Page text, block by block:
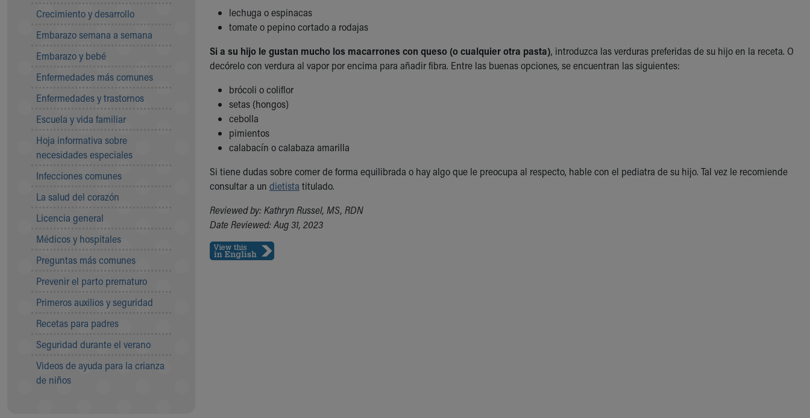
Our Culture of Caring
Our Leadership
Quality and Patient Safety
Unity and Engagement
Women's Board
Our History
Cincinnati Children's
Your Visit
MyChart Telehealth Visits
Doggie Brigade
During Your Visit
Rest Accommodations
Visiting
Department of Public Safety
Health Info
Health Information
Healthy Info, Healthy Kids
Inside Children's Blog
KidsHealth Topics
Family Library
Educational Resources
Injury Prevention
Crecimiento y desarrollo
Embarazo semana a semana
Embarazo y bebé
Enfermedades más comunes
Enfermedades y trastornos
Escuela y vida familiar
Hoja informativa sobre
necesidades especiales
Infecciones comunes
La salud del corazón
Licencia general
Médicos y hospitales
Preguntas más comunes
Prevenir el parto prematuro
Primeros auxilios y seguridad
Recetas para padres
Seguridad durante el verano
Videos de ayuda para la crianza
de niños
lechuga o espinacas
tomate o pepino cortado a rodajas
Si a su hijo le gustan mucho los macarrones con queso (o cualquier otra pasta), introduzca las verduras preferidas de su hijo en la receta. O
decórelo con verdura al vapor por encima para añadir fibra. Entre las buenas opciones, se encuentran las siguientes:
brócoli o coliflor
setas (hongos)
cebolla
pimientos
calabacín o calabaza amarilla
Si tiene dudas sobre comer de forma equilibrada o hay algo que le preocupa al respecto, hable con el pediatra de su hijo. Tal vez le recomiende
consultar a un dietista titulado.
Reviewed by: Kathryn Russel, MS, RDN
Date Reviewed: Aug 31, 2023